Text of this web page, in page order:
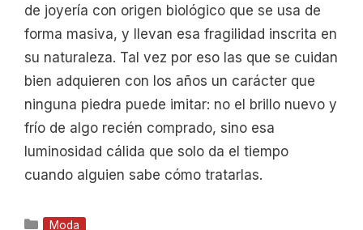
de joyería con origen biológico que se usa de
forma masiva, y llevan esa fragilidad inscrita en
su naturaleza. Tal vez por eso las que se cuidan
bien adquieren con los años un carácter que
ninguna piedra puede imitar: no el brillo nuevo y
frío de algo recién comprado, sino esa
luminosidad cálida que solo da el tiempo
cuando alguien sabe cómo tratarlas.
Categorías
Moda